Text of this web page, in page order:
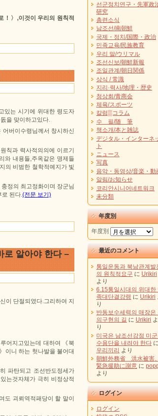
！〉,이것이 우리의 원칙적
있는 시기에 위대한 령도자
을 맞이하고있다.
버이수령님께서 창시하신
칙과 력사적의의에 이르기
와 내용들,주옥같은 명제들
의 비범한 철학적예지가 빛
정의 최고정화이며 장군님
로 된다.(전문 보기)
로 알아야 한다 –
이 단절되였다.그리하여 지
어지고있는데 대하여 《북
이니 하는 헛나발을 불어대
파탄되고 조선반도정세가
는것자체가 극히 비정상적
도 괴뢰역적패당이 할 말이
선군정치연구・先軍政
研究
총련소식
남조선/南朝鮮
국제・정치/国際・政治
민족교육/民族教育
우리 말/ウリマル
조선신보/朝鮮新報
조일관계/朝日関係
상식 / 常識
지리·력사/地理・歴史
청상회/青商会
체육/スポーツ
칼럼▒コラム
수 필/随 筆
책소개/本と雑誌
デジタル・インターネ
ト
ニュース
写真
음악・동영상/音楽・動
알림/お知らせ
코리안시니어네트워크
未分類
年度別
年度別
最近のコメント
통일운동과 북남관계발
의 원칙적요구 に Urikiri
より
6.15통일시대의 위대한
족대단결강령 に Urikiri
り
반동보수세력의 매장은
의구현의 길 に Urikiri よ
り
미국은 남조선강점 미군
수용단을 내려야 한다 に
우리끼리 より
朝鮮外務省 洪水被害、
緊急援助に謝意 に
より
ログイン
ログイン